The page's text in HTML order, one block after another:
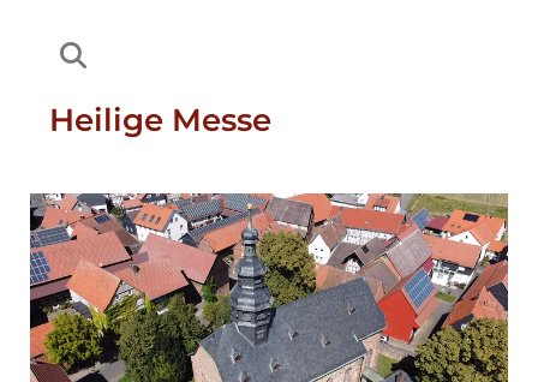
Heilige Messe